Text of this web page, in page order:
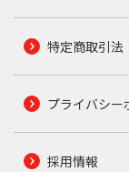
特定商取引法
プライバシー
採用情報